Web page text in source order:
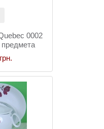
0002
предмета